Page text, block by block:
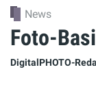
News
Foto-
DigitalPHOTO-